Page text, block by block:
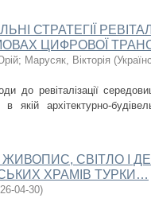
СТРАТЕГІЇ
ЦИФРОВОЇ
; Марусяк, Вікторія (
до ревіталізації
в якій архітектурно-
СВІТЛО І
ХРАМІВ ТУРКИ…
04-30)